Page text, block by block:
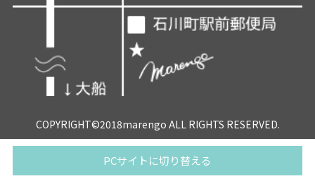
COPYRIGHT©2018marengo ALL RIGHTS RESERVED.
PCサイトに切り替える